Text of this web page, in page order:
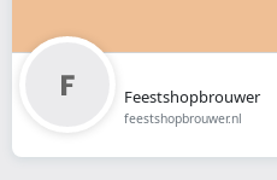
Feestshopbrouwer
feestshopbrouwer.nl